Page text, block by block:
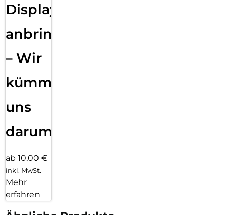
Displayfolie
anbringen
– Wir
kümmern
uns
darum!
ab 10,00 €
inkl. MwSt.
Mehr
erfahren